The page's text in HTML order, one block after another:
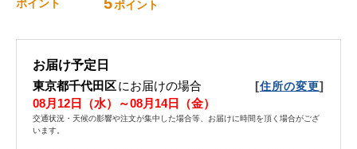
ポイント ポイント
お届け予定日
東京都千代田区にお届けの場合 [住所の変更]
08月12日（水）～08月14日（金）
交通状況・天候の影響や注文が集中した場合等、お届けに時間を頂く場合がござ
います。